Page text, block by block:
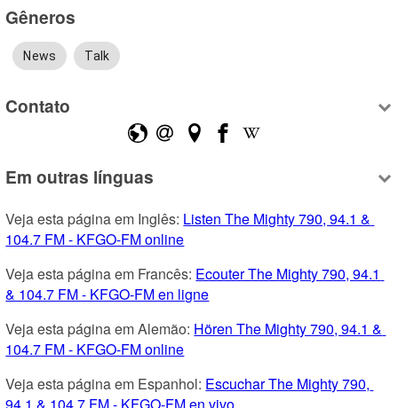
Gêneros
News Talk
Contato
Em outras línguas
Veja esta página em Inglês: Listen The Mighty 790, 94.1 &
104.7 FM - KFGO-FM online
Veja esta página em Francês: Ecouter The Mighty 790, 94.1
& 104.7 FM - KFGO-FM en ligne
Veja esta página em Alemão: Hören The Mighty 790, 94.1 &
104.7 FM - KFGO-FM online
Veja esta página em Espanhol: Escuchar The Mighty 790,
94.1 & 104.7 FM - KFGO-FM en vivo